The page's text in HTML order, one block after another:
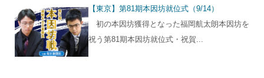
【東京】第81期本因坊就位式（9/14）
初の本因坊獲得となった福岡航太朗本因坊を
祝う第81期本因坊就位式・祝賀...